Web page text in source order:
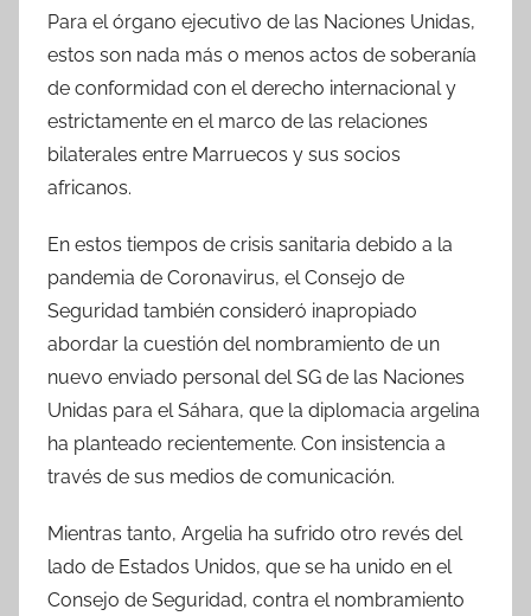
Para el órgano ejecutivo de las Naciones Unidas,
estos son nada más o menos actos de soberanía
de conformidad con el derecho internacional y
estrictamente en el marco de las relaciones
bilaterales entre Marruecos y sus socios
africanos.
En estos tiempos de crisis sanitaria debido a la
pandemia de Coronavirus, el Consejo de
Seguridad también consideró inapropiado
abordar la cuestión del nombramiento de un
nuevo enviado personal del SG de las Naciones
Unidas para el Sáhara, que la diplomacia argelina
ha planteado recientemente. Con insistencia a
través de sus medios de comunicación.
Mientras tanto, Argelia ha sufrido otro revés del
lado de Estados Unidos, que se ha unido en el
Consejo de Seguridad, contra el nombramiento